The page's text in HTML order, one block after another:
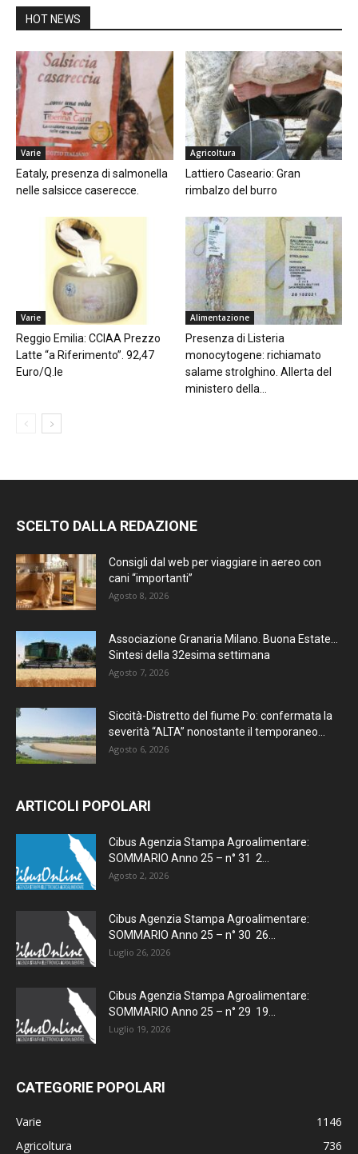
HOT NEWS
Varie
Eataly, presenza di salmonella
nelle salsicce caserecce.
Agricoltura
Lattiero Caseario: Gran
rimbalzo del burro
Varie
Reggio Emilia: CCIAA Prezzo
Latte “a Riferimento”. 92,47
Euro/Q.le
Alimentazione
Presenza di Listeria
monocytogene: richiamato
salame strolghino. Allerta del
ministero della...
SCELTO DALLA REDAZIONE
Consigli dal web per viaggiare in aereo con
cani “importanti”
Agosto 8, 2026
Associazione Granaria Milano. Buona Estate…
Sintesi della 32esima settimana
Agosto 7, 2026
Siccità-Distretto del fiume Po: confermata la
severità “ALTA” nonostante il temporaneo...
Agosto 6, 2026
ARTICOLI POPOLARI
Cibus Agenzia Stampa Agroalimentare:
SOMMARIO Anno 25 – n° 31 2...
Agosto 2, 2026
Cibus Agenzia Stampa Agroalimentare:
SOMMARIO Anno 25 – n° 30 26...
Luglio 26, 2026
Cibus Agenzia Stampa Agroalimentare:
SOMMARIO Anno 25 – n° 29 19...
Luglio 19, 2026
CATEGORIE POPOLARI
Varie
1146
Agricoltura
736